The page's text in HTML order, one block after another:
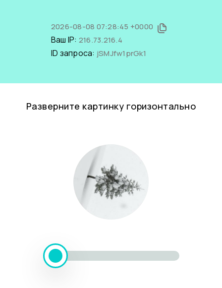
2026-08-08 07:28:45 +0000
Ваш IP: 216.73.216.4
ID запроса: jSMJfw1prGk1
Разверните картинку горизонтально